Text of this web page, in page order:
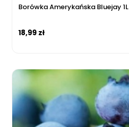
Borówka Amerykańska Bluejay 1L
18,99 zł